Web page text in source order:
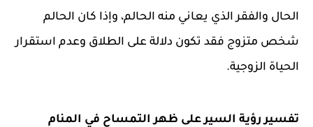
الحال والفقر الذي يعاني منه الحالم، وإذا كان الحالم
شخص متزوج فقد تكون دلالة على الطلاق وعدم استقرار
الحياة الزوجية.
تفسير رؤية السير على ظهر التمساح في المنام